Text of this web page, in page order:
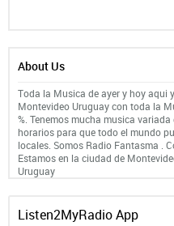
About Us
Toda la Musica de ayer y hoy aqui
Montevideo Uruguay con toda la
%. Tenemos mucha musica
horarios para que todo el mundo
locales. Somos Radio Fantasma .
Estamos en la ciudad de
Uruguay
Listen2MyRadio App